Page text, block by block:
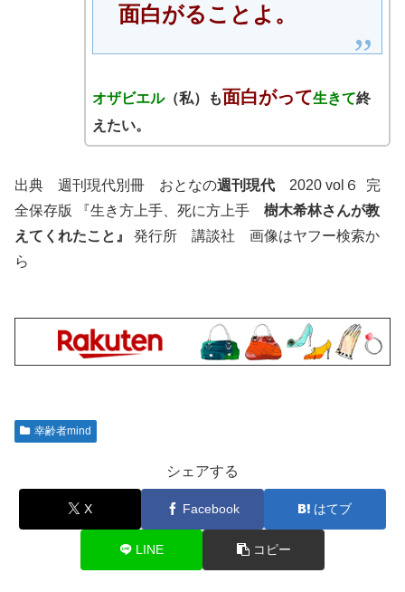
面白がることよ。
オザビエル（私）も面白がって生きて終
えたい。
出典 週刊現代別冊 おとなの週刊現代 2020 vol６ 完
全保存版 『生き方上手、死に方上手 樹木希林さんが教
えてくれたこと』 発行所 講談社 画像はヤフー検索か
ら
幸齢者mind
シェアする
X Facebook はてブ
LINE コピー